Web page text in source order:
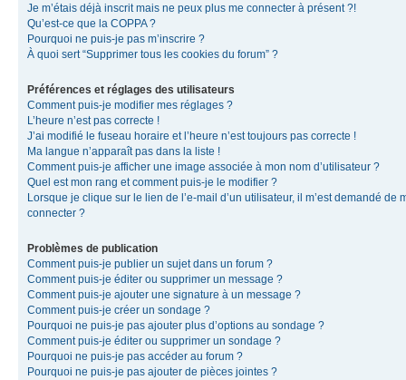
Je m’étais déjà inscrit mais ne peux plus me connecter à présent ?!
Qu’est-ce que la COPPA ?
Pourquoi ne puis-je pas m’inscrire ?
À quoi sert “Supprimer tous les cookies du forum” ?
Préférences et réglages des utilisateurs
Comment puis-je modifier mes réglages ?
L’heure n’est pas correcte !
J’ai modifié le fuseau horaire et l’heure n’est toujours pas correcte !
Ma langue n’apparaît pas dans la liste !
Comment puis-je afficher une image associée à mon nom d’utilisateur ?
Quel est mon rang et comment puis-je le modifier ?
Lorsque je clique sur le lien de l’e-mail d’un utilisateur, il m’est demandé de
connecter ?
Problèmes de publication
Comment puis-je publier un sujet dans un forum ?
Comment puis-je éditer ou supprimer un message ?
Comment puis-je ajouter une signature à un message ?
Comment puis-je créer un sondage ?
Pourquoi ne puis-je pas ajouter plus d’options au sondage ?
Comment puis-je éditer ou supprimer un sondage ?
Pourquoi ne puis-je pas accéder au forum ?
Pourquoi ne puis-je pas ajouter de pièces jointes ?